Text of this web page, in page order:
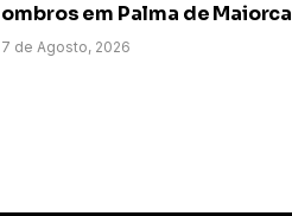
ombros em Palma de Maiorca
7 de Agosto, 2026